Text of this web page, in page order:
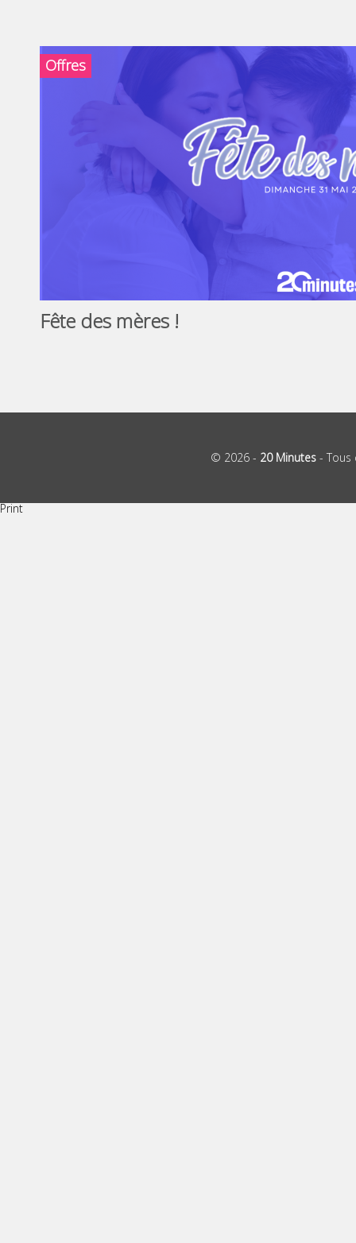
Offres
Fête des mères !
© 2026 - 20 Minutes -
Print